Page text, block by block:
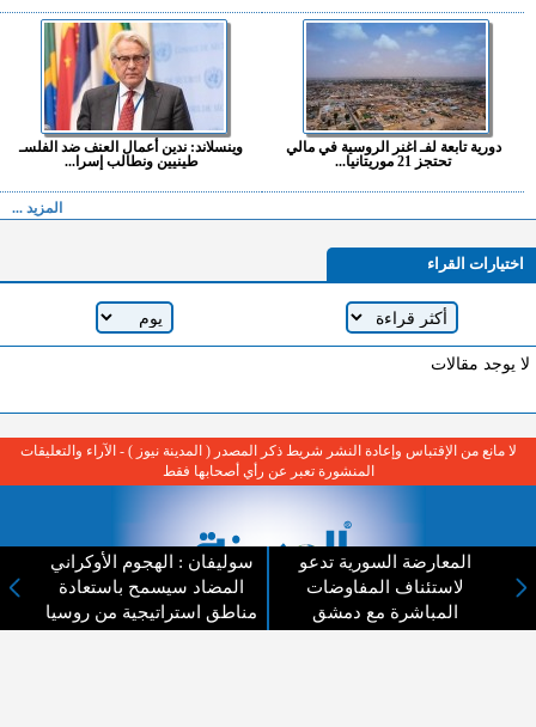
دورية تابعة لفـ اغنر الروسية في مالي
تحتجز 21 موريتانيا...
وينسلاند: ندين أعمال العنف ضد الفلسـ
طينيين ونطالب إسرا...
المزيد ...
اختيارات القراء
لا يوجد مقالات
المعارضة السورية تدعو
لاستئناف المفاوضات
المباشرة مع دمشق
سوليفان : الهجوم الأوكراني
المضاد سيسمح باستعادة
مناطق استراتيجية من روسيا
لا مانع من الإقتباس وإعادة النشر شريط ذكر المصدر ( المدينة نيوز ) - الآراء والتعليقات
المنشورة تعبر عن رأي أصحابها فقط
عن المدينة الإخبارية